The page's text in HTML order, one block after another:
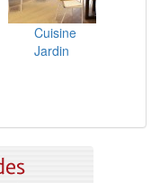
Cuisine
Jardin